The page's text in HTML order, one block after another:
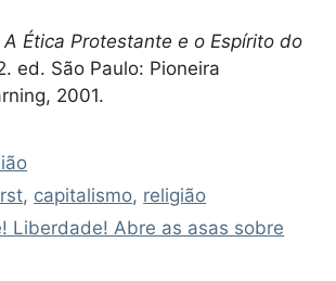
A Ética Protestante e o Espírito do
ed. São Paulo: Pioneira
2001.
, capitalismo, religião
Liberdade! Abre as asas sobre